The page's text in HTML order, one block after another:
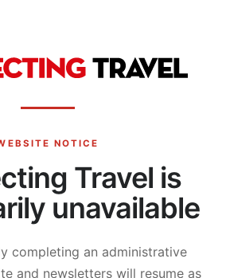
NOTICE
Travel is
unavailable
completing an administrative
and newsletters will resume as